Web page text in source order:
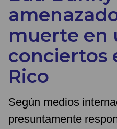
muerte en
conciertos
Rico
Según medios
presuntamente